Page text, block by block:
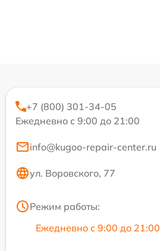
+7 (800) 301-34-05
Ежедневно с 9:00 до 21:00
info@kugoo-repair-center.ru
ул. Воровского, 77
Режим работы:
Ежедневно с 9:00 до 21:00